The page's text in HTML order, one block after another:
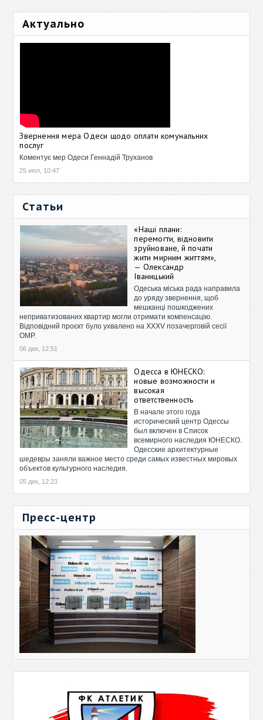
Актуально
Звернення мера Одеси щодо оплати комунальних
послуг
Коментує мер Одеси Геннадій Труханов
25 июл, 10:47
Статьи
«Наші плани:
перемогти, відновити
зруйноване, й почати
жити мирним життям»,
— Олександр
Іваницький
Одеська міська рада направила
до уряду звернення, щоб
мешканці пошкоджених
неприватизованих квартир могли отримати компенсацію.
Відповідний проєкт було ухвалено на XXXV позачерговій сесії
ОМР.
06 дек, 12:51
Одесса в ЮНЕСКО:
новые возможности и
высокая
ответственность
В начале этого года
исторический центр Одессы
был включен в Список
всемирного наследия ЮНЕСКО.
Одесские архитектурные
шедевры заняли важное место среди самых известных мировых
объектов культурного наследия.
05 дек, 12:23
Пресс-центр